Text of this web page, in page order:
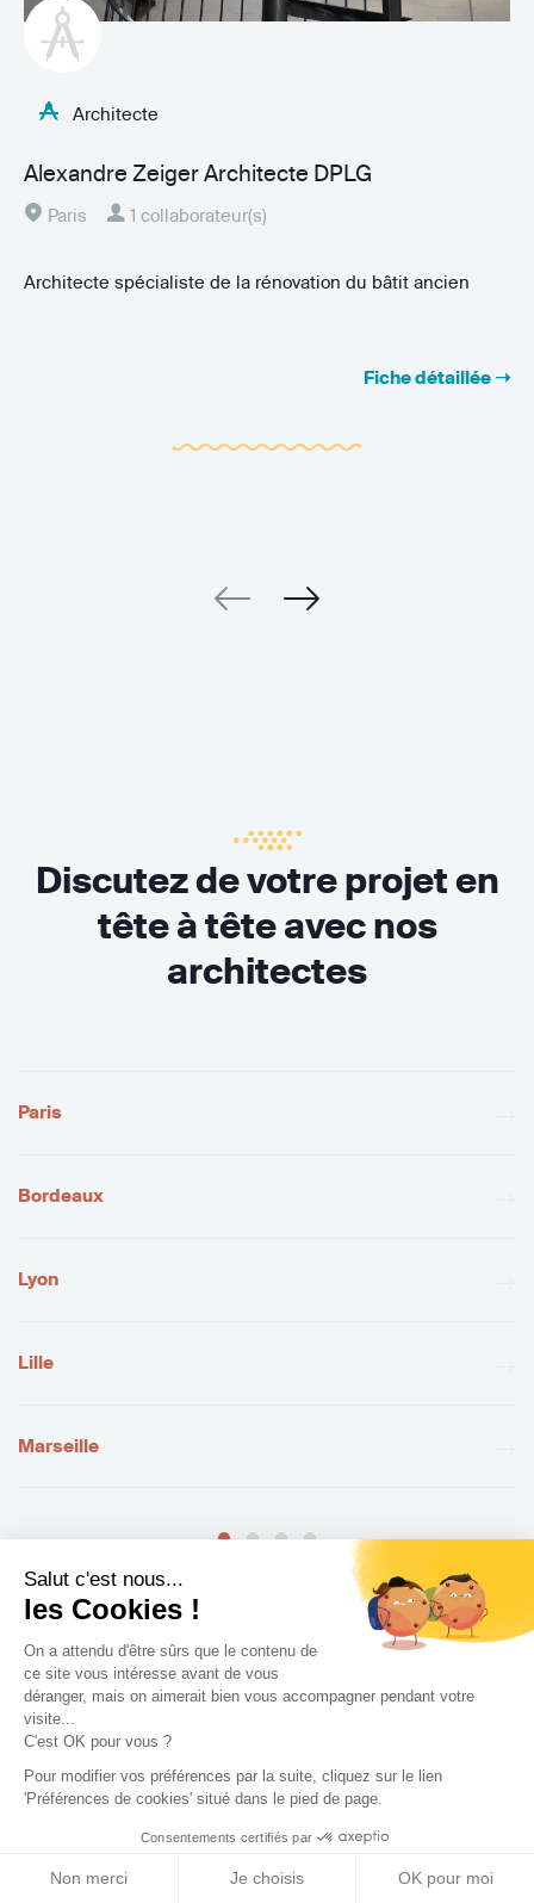
Salut c'est nous...
les Cookies !
On a attendu d'être sûrs que le contenu de
ce site vous intéresse avant de vous
déranger, mais on aimerait bien vous accompagner pendant votre
visite...
C'est OK pour vous ?
Pour modifier vos préférences par la suite, cliquez sur le lien
'Préférences de cookies' situé dans le pied de page.
Consentements certifiés par
Non merci Je choisis OK pour moi
Architecte
Alexandre Zeiger Architecte DPLG
Paris 1 collaborateur(s)
Architecte spécialiste de la rénovation du bâtit ancien
Fiche détaillée ➝
Discutez de votre projet en
tête à tête avec nos
architectes
Paris
Bordeaux
Lyon
Lille
Marseille
+ de villes